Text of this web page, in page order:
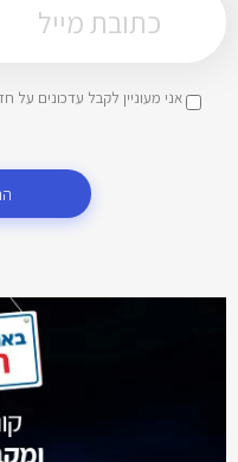
אני מעוניין לקבל עדכונים